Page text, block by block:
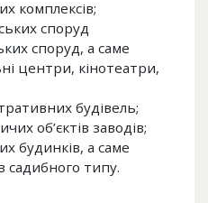
комплексів;
споруд
споруд, а саме
центри, кінотеатри,
будівель;
об’єктів заводів;
будинків, а саме
садибного типу.